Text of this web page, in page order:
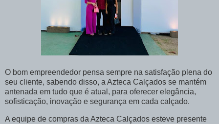
O bom empreendedor pensa sempre na satisfação plena do
seu cliente, sabendo disso, a Azteca Calçados se mantém
antenada em tudo que é atual, para oferecer elegância,
sofisticação, inovação e segurança em cada calçado.
A equipe de compras da Azteca Calçados esteve presente